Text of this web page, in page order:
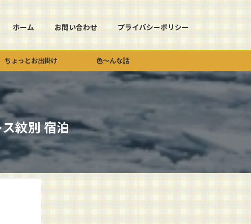
ホーム お問い合わせ プライバシーポリシー
ちょっとお出掛け 色～んな話
紋別 宿泊